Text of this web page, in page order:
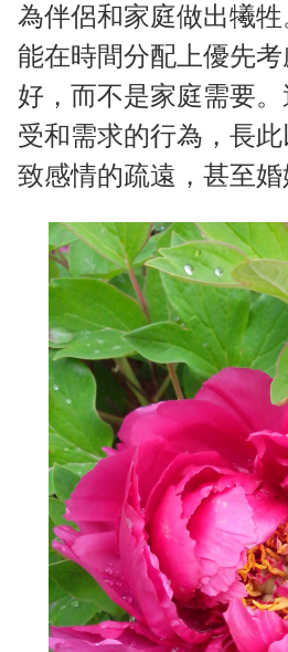
為伴侶和家庭做出犧
能在時間分配上優先
好，而不是家庭需要
受和需求的行為，長
致感情的疏遠，甚至婚